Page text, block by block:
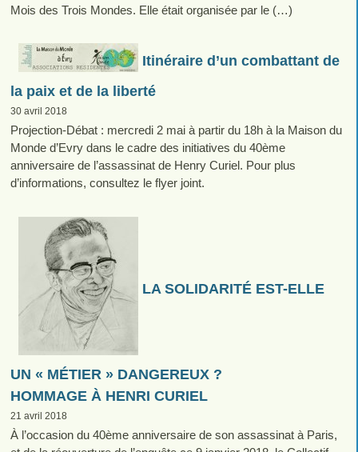
Mois des Trois Mondes. Elle était organisée par le (…)
Itinéraire d’un combattant de
la paix et de la liberté
30 avril 2018
Projection-Débat : mercredi 2 mai à partir du 18h à la Maison du
Monde d’Evry dans le cadre des initiatives du 40ème
anniversaire de l’assassinat de Henry Curiel. Pour plus
d’informations, consultez le flyer joint.
LA SOLIDARITÉ EST-ELLE
UN « MÉTIER » DANGEREUX ?
HOMMAGE À HENRI CURIEL
21 avril 2018
À l’occasion du 40ème anniversaire de son assassinat à Paris,